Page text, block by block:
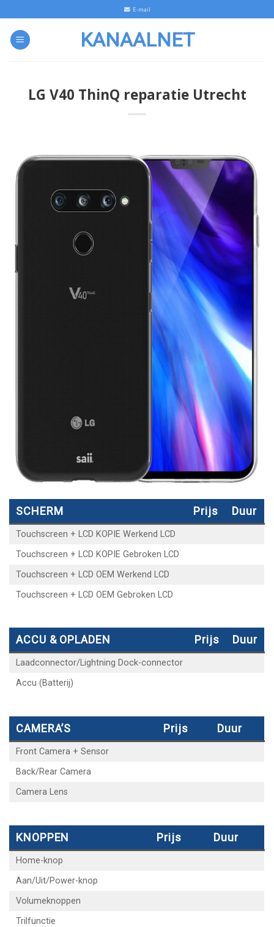
to
content
E-mail
KANAALNET
LG V40 ThinQ reparatie Utrecht
SCHERM Prijs Duur
Touchscreen + LCD KOPIE Werkend LCD
Touchscreen + LCD KOPIE Gebroken LCD
Touchscreen + LCD OEM Werkend LCD
Touchscreen + LCD OEM Gebroken LCD
ACCU & OPLADEN Prijs Duur
Laadconnector/Lightning Dock-connector
Accu (Batterij)
CAMERA’S Prijs Duur
Front Camera + Sensor
Back/Rear Camera
Camera Lens
KNOPPEN Prijs Duur
Home-knop
Aan/Uit/Power-knop
Volumeknoppen
Trilfunctie